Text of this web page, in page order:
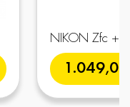
NIKON Zfc +